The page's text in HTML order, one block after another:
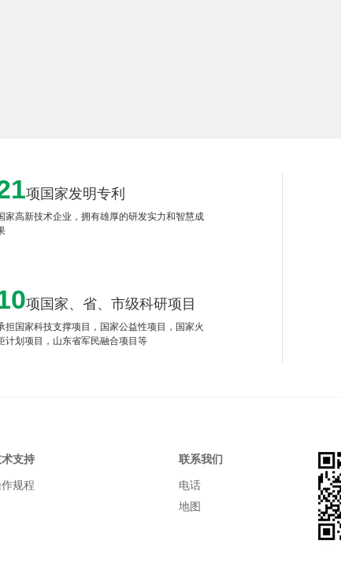
项国家发明专利
家高新技术企业，拥有雄厚的研发实力和智慧成
项国家、省、市级科研项目
担国家科技支撑项目，国家公益性项目，国家火
计划项目，山东省军民融合项目等